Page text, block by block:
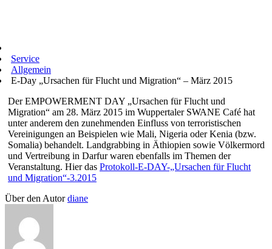
Service
Allgemein
E-Day „Ursachen für Flucht und Migration“ – März 2015
Der EMPOWERMENT DAY „Ursachen für Flucht und
Migration“ am 28. März 2015 im Wuppertaler SWANE Café hat
unter anderem den zunehmenden Einfluss von terroristischen
Vereinigungen an Beispielen wie Mali, Nigeria oder Kenia (bzw.
Somalia) behandelt. Landgrabbing in Äthiopien sowie Völkermord
und Vertreibung in Darfur waren ebenfalls im Themen der
Veranstaltung. Hier das Protokoll-E-DAY-„Ursachen für Flucht
und Migration“-3.2015
Über den Autordiane